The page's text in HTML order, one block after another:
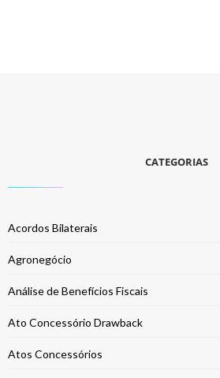
CATEGORIAS
Acordos Bilaterais
Agronegócio
Análise de Benefícios Fiscais
Ato Concessório Drawback
Atos Concessórios